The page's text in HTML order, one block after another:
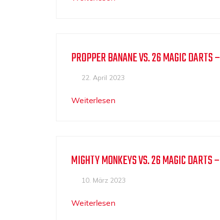
PROPPER BANANE VS. 26 MAGIC DARTS
22. April 2023
Weiterlesen
MIGHTY MONKEYS VS. 26 MAGIC DARTS
10. März 2023
Weiterlesen